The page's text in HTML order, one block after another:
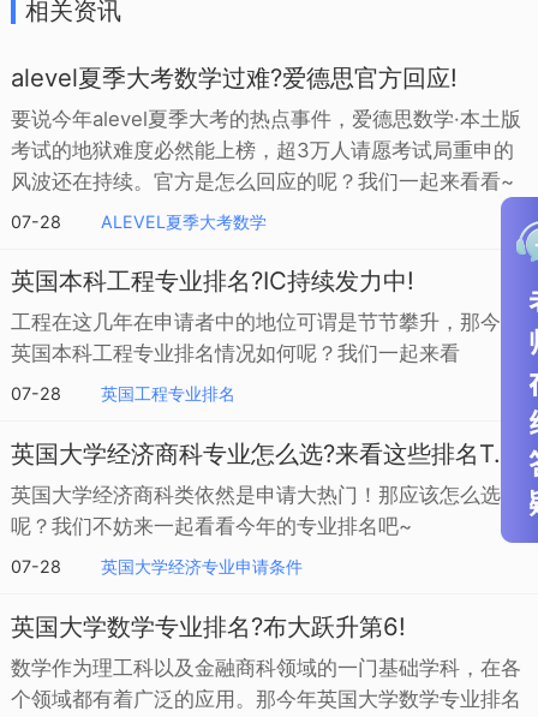
相关资讯
alevel夏季大考数学过难?爱德思官方回应!
要说今年alevel夏季大考的热点事件，爱德思数学·本土版
考试的地狱难度必然能上榜，超3万人请愿考试局重申的
风波还在持续。官方是怎么回应的呢？我们一起来看看~
07-28 ALEVEL夏季大考数学
英国本科工程专业排名?IC持续发力中!
工程在这几年在申请者中的地位可谓是节节攀升，那今年
英国本科工程专业排名情况如何呢？我们一起来看
07-28 英国工程专业排名
英国大学经济商科专业怎么选?来看这些排名TOP的学校
英国大学经济商科类依然是申请大热门！那应该怎么选校
呢？我们不妨来一起看看今年的专业排名吧~
07-28 英国大学经济专业申请条件
英国大学数学专业排名?布大跃升第6!
数学作为理工科以及金融商科领域的一门基础学科，在各
个领域都有着广泛的应用。那今年英国大学数学专业排名